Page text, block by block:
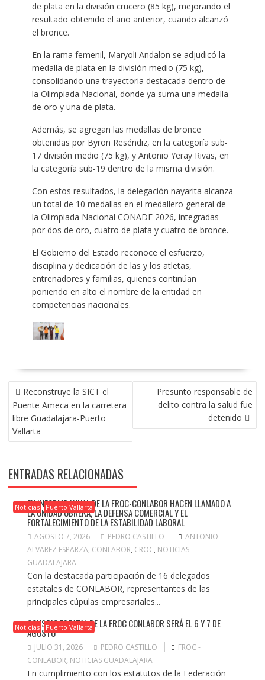
de plata en la división crucero (85 kg), mejorando el
resultado obtenido el año anterior, cuando alcanzó
el bronce.
En la rama femenil, Maryoli Andalon se adjudicó la
medalla de plata en la división medio (75 kg),
consolidando una trayectoria destacada dentro de
la Olimpiada Nacional, donde ya suma una medalla
de oro y una de plata.
Además, se agregan las medallas de bronce
obtenidas por Byron Reséndiz, en la categoría sub-
17 división medio (75 kg), y Antonio Yeray Rivas, en
la categoría sub-19 dentro de la misma división.
Con estos resultados, la delegación nayarita alcanza
un total de 10 medallas en el medallero general de
la Olimpiada Nacional CONADE 2026, integradas
por dos de oro, cuatro de plata y cuatro de bronce.
El Gobierno del Estado reconoce el esfuerzo,
disciplina y dedicación de las y los atletas,
entrenadores y familias, quienes continúan
poniendo en alto el nombre de la entidad en
competencias nacionales.
NAVEGACIÓN
DE
ENTRADAS
Reconstruye la SICT el
Puente Ameca en la carretera
libre Guadalajara-Puerto
Vallarta
Presunto responsable de
delito contra la salud fue
detenido
ENTRADAS RELACIONADAS
Noticias Puerto Vallarta
EN INFORME ANUAL DE LA FROC-CONLABOR HACEN LLAMADO A
LA UNIDAD OBRERA, LA DEFENSA COMERCIAL Y EL
FORTALECIMIENTO DE LA ESTABILIDAD LABORAL
AGOSTO 7, 2026 PEDRO CASTILLO
ANTONIO
ALVAREZ ESPARZA, CONLABOR, CROC, NOTICIAS
GUADALAJARA
Con la destacada participación de 16 delegados
estatales de CONLABOR, representantes de las
principales cúpulas empresariales...
Noticias Puerto Vallarta
CONSEJO ESTATAL DE LA FROC CONLABOR SERÁ EL 6 Y 7 DE
AGOSTO
JULIO 31, 2026 PEDRO CASTILLO
FROC -
CONLABOR, NOTICIAS GUADALAJARA
En cumplimiento con los estatutos de la Federación